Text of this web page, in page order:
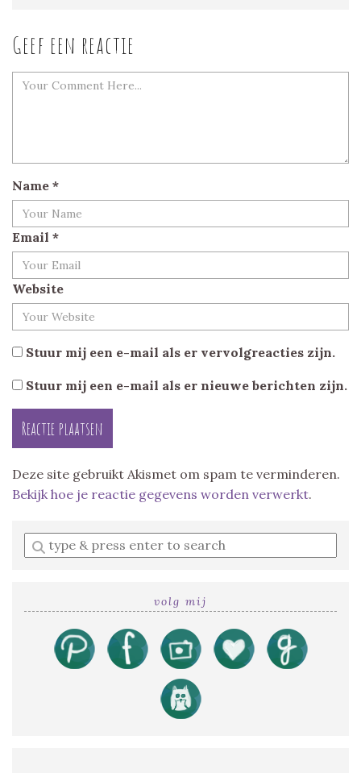
Geef een reactie
Name *
Email *
Website
Stuur mij een e-mail als er vervolgreacties zijn.
Stuur mij een e-mail als er nieuwe berichten zijn.
Deze site gebruikt Akismet om spam te verminderen.
Bekijk hoe je reactie gegevens worden verwerkt.
Enter
a
volg mij